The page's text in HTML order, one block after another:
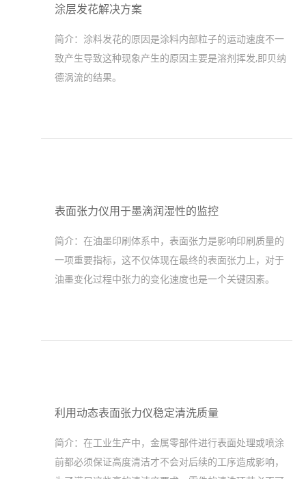
涂层发花解决方案
简介： 涂料发花的原因是涂料内部粒子的运动速度不一
致产生导致这种现象产生的原因主要是溶剂挥发,即贝纳
德涡流的结果。
表面张力仪用于墨滴润湿性的监控
简介： 在油墨印刷体系中，表面张力是影响印刷质量的
一项重要指标，这不仅体现在最终的表面张力上，对于
油墨变化过程中张力的变化速度也是一个关键因素。
利用动态表面张力仪稳定清洗质量
简介： 在工业生产中，金属零部件进行表面处理或喷涂
前都必须保证高度清洁才不会对后续的工序造成影响，